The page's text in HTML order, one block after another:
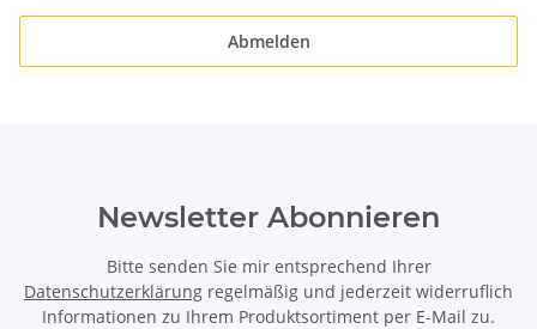
Abmelden
Newsletter Abonnieren
Bitte senden Sie mir entsprechend Ihrer
Datenschutzerklärung regelmäßig und jederzeit widerruflich
Informationen zu Ihrem Produktsortiment per E-Mail zu.